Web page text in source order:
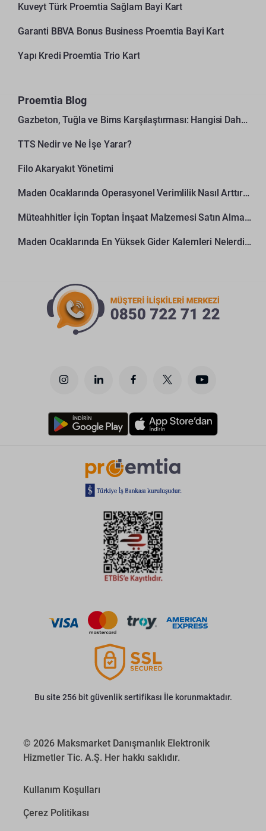
Kuveyt Türk Proemtia Sağlam Bayi Kart
Garanti BBVA Bonus Business Proemtia Bayi Kart
Yapı Kredi Proemtia Trio Kart
Proemtia Blog
Gazbeton, Tuğla ve Bims Karşılaştırması: Hangisi Daha Avantajlı?
TTS Nedir ve Ne İşe Yarar?
Filo Akaryakıt Yönetimi
Maden Ocaklarında Operasyonel Verimlilik Nasıl Arttırılır?
Müteahhitler İçin Toptan İnşaat Malzemesi Satın Alma Rehberi
Maden Ocaklarında En Yüksek Gider Kalemleri Nelerdir?
Bu site 256 bit güvenlik sertifikası İle korunmaktadır.
© 2026 Maksmarket Danışmanlık Elektronik
Hizmetler Tic. A.Ş. Her hakkı saklıdır.
Kullanım Koşulları
Çerez Politikası